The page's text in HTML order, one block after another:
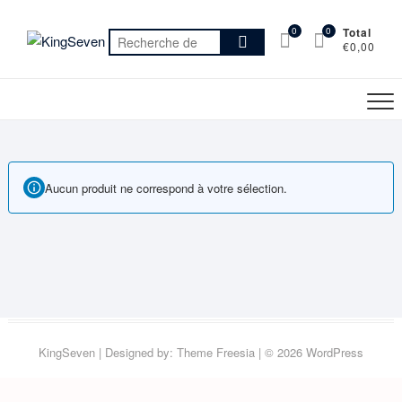
Recherche
pour :
0 Total
€0,00
0
Aucun produit ne correspond à votre sélection.
KingSeven| Designed by: Theme Freesia| © 2026 WordPress